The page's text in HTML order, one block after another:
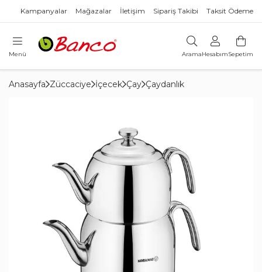
Kampanyalar Mağazalar İletişim Sipariş Takibi Taksit Ödeme
Menü AramaHesabımSepetim
Anasayfa Züccaciye İçecek Çay Çaydanlık